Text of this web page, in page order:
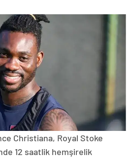
Christiana, Royal Stoke
12 saatlik hemşirelik